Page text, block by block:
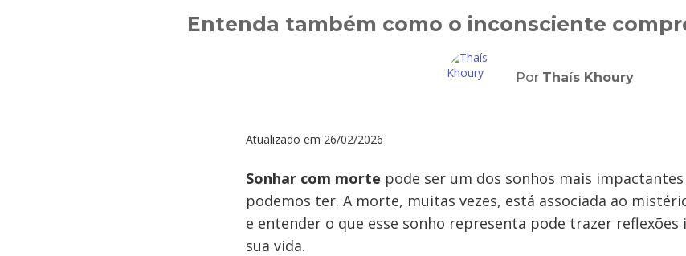
Entenda também como o inconsciente
Por Thaís Khoury
Atualizado em 26/02/2026
Sonhar com morte pode ser um dos sonhos mais
podemos ter. A morte, muitas vezes, está associada ao
e entender o que esse sonho representa pode trazer
sua vida.